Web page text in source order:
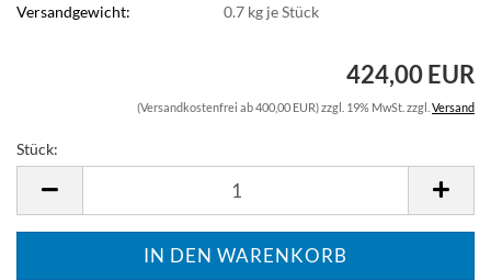
Versandgewicht: 0.7 kg je Stück
424,00 EUR
(Versandkostenfrei ab 400,00 EUR) zzgl. 19% MwSt. zzgl. Versand
Stück: